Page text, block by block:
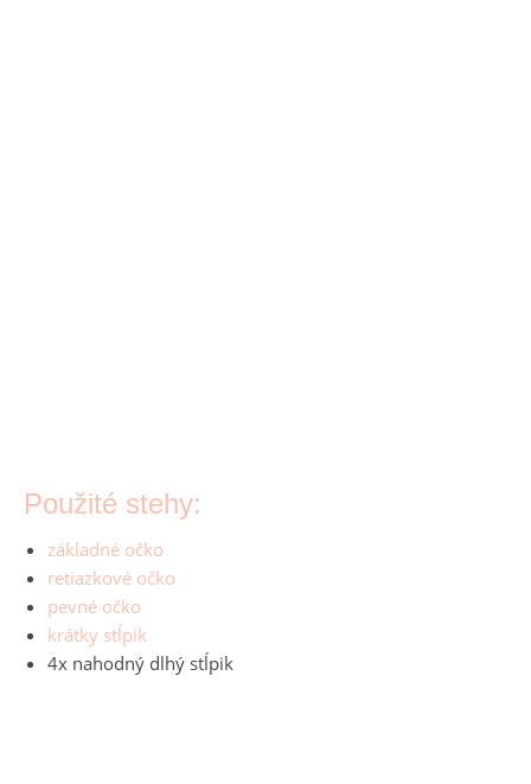
Použité stehy:
základné očko
retiazkové očko
pevné očko
krátky stĺpik
4x nahodný dlhý stĺpik